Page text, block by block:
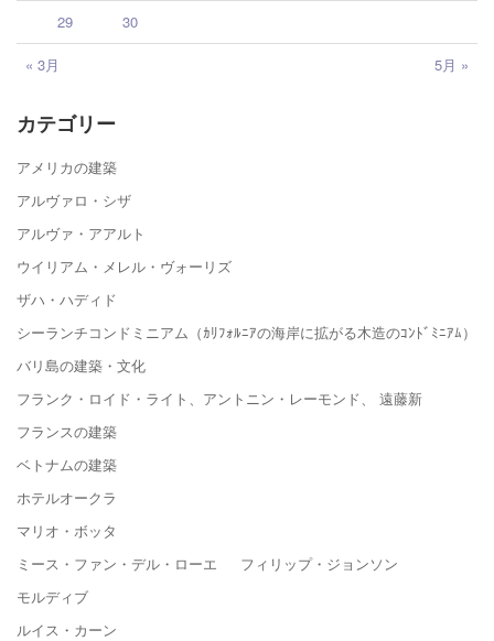
« 3月 5月 »
29 30
カテゴリー
アメリカの建築
アルヴァロ・シザ
アルヴァ・アアルト
ウイリアム・メレル・ヴォーリズ
ザハ・ハディド
シーランチコンドミニアム（ｶﾘﾌｫﾙﾆｱの海岸に拡がる木造のｺﾝﾄﾞﾐﾆｱﾑ）
バリ島の建築・文化
フランク・ロイド・ライト、アントニン・レーモンド、 遠藤新
フランスの建築
ベトナムの建築
ホテルオークラ
マリオ・ボッタ
ミース・ファン・デル・ローエ フィリップ・ジョンソン
モルディブ
ルイス・カーン